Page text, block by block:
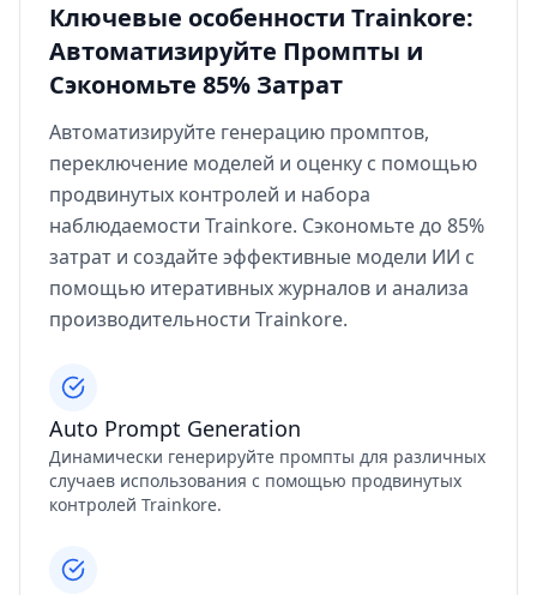
Ключевые особенности Trainkore:
Автоматизируйте Промпты и
Сэкономьте 85% Затрат
Автоматизируйте генерацию промптов,
переключение моделей и оценку с помощью
продвинутых контролей и набора
наблюдаемости Trainkore. Сэкономьте до 85%
затрат и создайте эффективные модели ИИ с
помощью итеративных журналов и анализа
производительности Trainkore.
Auto Prompt Generation
Динамически генерируйте промпты для различных
случаев использования с помощью продвинутых
контролей Trainkore.